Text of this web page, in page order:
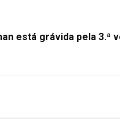
está grávida pela 3.ª